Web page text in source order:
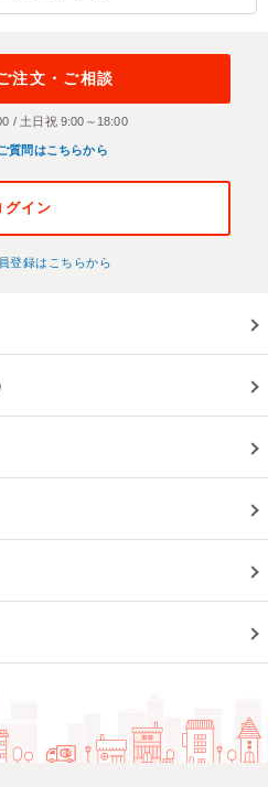
注文・ご相談
/ 土日祝 9:00～18:00
質問はこちらから
グイン
登録はこちらから